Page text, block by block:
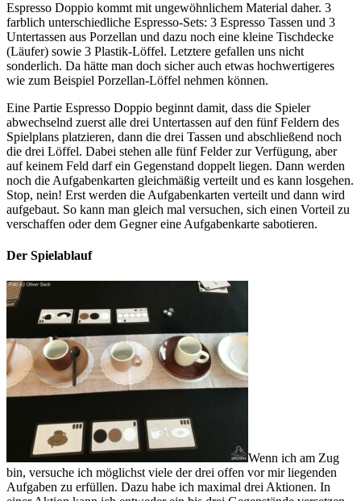
Espresso Doppio kommt mit ungewöhnlichem Material daher. 3
farblich unterschiedliche Espresso-Sets: 3 Espresso Tassen und 3
Untertassen aus Porzellan und dazu noch eine kleine Tischdecke
(Läufer) sowie 3 Plastik-Löffel. Letztere gefallen uns nicht
sonderlich. Da hätte man doch sicher auch etwas hochwertigeres
wie zum Beispiel Porzellan-Löffel nehmen können.
Eine Partie Espresso Doppio beginnt damit, dass die Spieler
abwechselnd zuerst alle drei Untertassen auf den fünf Feldern des
Spielplans platzieren, dann die drei Tassen und abschließend noch
die drei Löffel. Dabei stehen alle fünf Felder zur Verfügung, aber
auf keinem Feld darf ein Gegenstand doppelt liegen. Dann werden
noch die Aufgabenkarten gleichmäßig verteilt und es kann losgehen.
Stop, nein! Erst werden die Aufgabenkarten verteilt und dann wird
aufgebaut. So kann man gleich mal versuchen, sich einen Vorteil zu
verschaffen oder dem Gegner eine Aufgabenkarte sabotieren.
Der Spielablauf
Wenn ich am Zug
bin, versuche ich möglichst viele der drei offen vor mir liegenden
Aufgaben zu erfüllen. Dazu habe ich maximal drei Aktionen. In